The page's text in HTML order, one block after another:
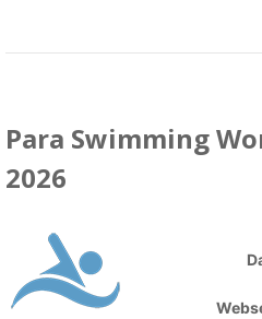
Para Swimming
2026